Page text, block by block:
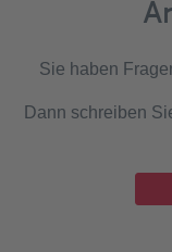
Sie haben
Dann schreiben